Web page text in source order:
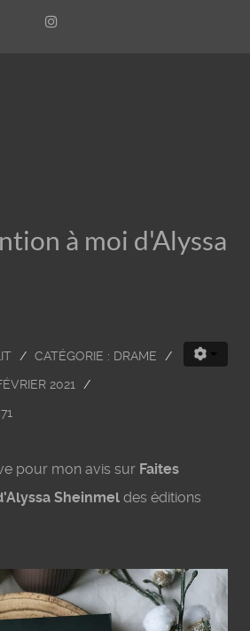
à moi d'Alyssa
CATÉGORIE : DRAME
2021
pour mon avis sur Faites
Sheinmel des éditions